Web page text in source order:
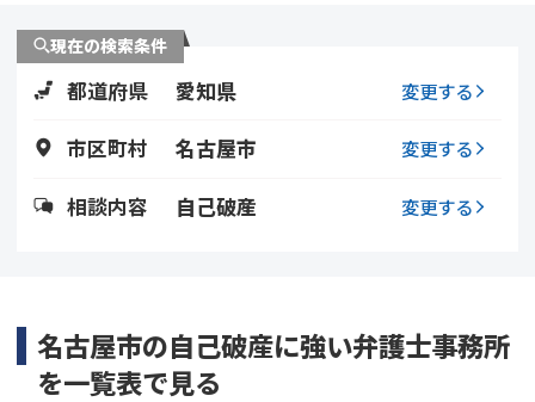
現在の検索条件
都道府県 愛知県 変更する
市区町村 名古屋市 変更する
相談内容 自己破産 変更する
名古屋市の自己破産に強い弁護士事務所
を一覧表で見る